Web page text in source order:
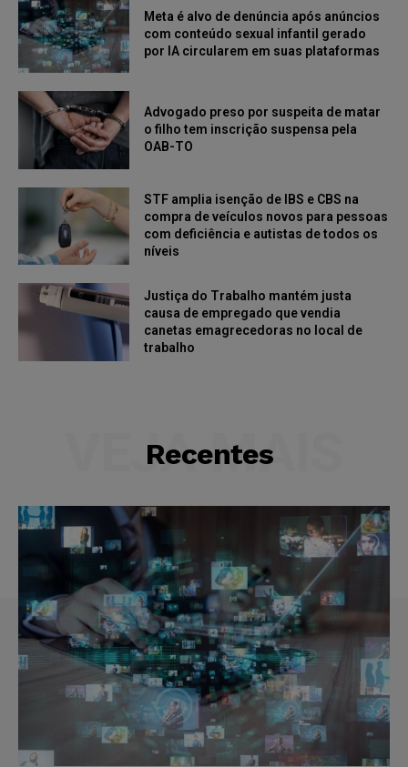
Meta é alvo de denúncia após anúncios
com conteúdo sexual infantil gerado
por IA circularem em suas plataformas
Advogado preso por suspeita de matar
o filho tem inscrição suspensa pela
OAB-TO
STF amplia isenção de IBS e CBS na
compra de veículos novos para pessoas
com deficiência e autistas de todos os
níveis
Justiça do Trabalho mantém justa
causa de empregado que vendia
canetas emagrecedoras no local de
trabalho
Recentes
VEJA MAIS